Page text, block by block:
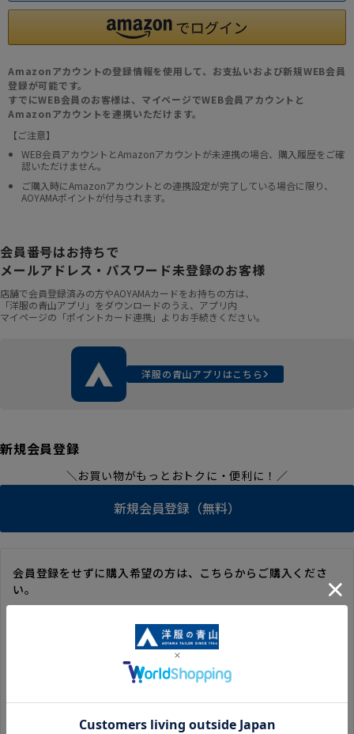
Amazonアカウントの登録情報を使用して、お支払いおよび新規WEB会員
登録が可能です。
すでにWEB会員のお客様は、マイページでWEB会員アカウントと
Amazonアカウントを連携いただけます。
【ご注意】
WEB会員アカウントとAmazonアカウントが未連携の場合、購入履歴をご確
認いただけません。
ご購入時にAmazonアカウントとの連携設定が完了している場合に限り、
AOYAMAポイントが付与されます。
会員番号はお持ちで
メールアドレス・パスワード未登録のお客様
店舗で会員登録済みの方やAOYAMAカードをお持ちの方は、
「洋服の青山アプリ」をダウンロードのうえ、アプリ内
マイページの「ポイントカード連携」よりお手続きください。
洋服の青山アプリはこちら
新規会員登録
＼お買い物がもっとおトクに・便利に！／
新規会員登録（無料）
会員登録をせずに購入希望の方は、こちらからご購入くださ
い。
毎回のご注文時に入力いただく必要があります。
※洋服の青山オンラインストアのポイントは付与されません。
また、ゲスト購入後の会員情報統合・ポイントの付与は、対応
※購入履歴の確認、領収書の発行、キャンセル手続きはご利用
いただけません。